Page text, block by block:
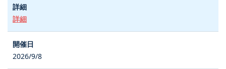
詳細
2026/9/8